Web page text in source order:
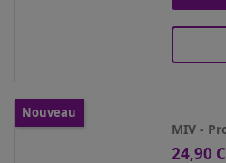
MIV -
Prix
24,90
Nouveau